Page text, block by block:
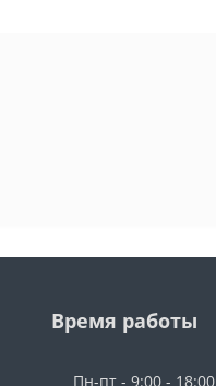
Время работы
Пн-пт - 9:00 - 18:00